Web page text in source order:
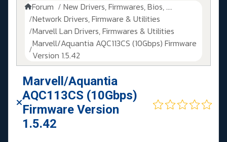
Forum
New Drivers, Firmwares, Bios, ....
Network Drivers, Firmware & Utilities
Marvell Lan Drivers, Firmwares & Utilities
Marvell/Aquantia AQC113CS (10Gbps) Firmware
Version 1.5.42
Marvell/Aquantia
AQC113CS (10Gbps)
Firmware Version
1.5.42